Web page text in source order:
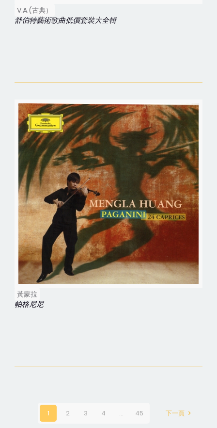
V.A.(古典）
舒伯特藝術歌曲低價套裝大全輯
黃蒙拉
帕格尼尼
1 2 3 4 ... 45 下一頁